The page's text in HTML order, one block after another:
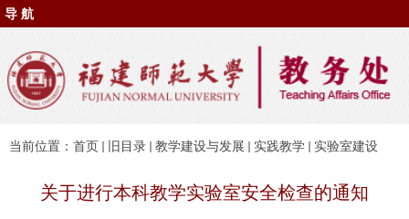
导 航
当前位置： 首页 旧目录 教学建设与发展 实践教学 实验室建设
关于进行本科教学实验室安全检查的通知